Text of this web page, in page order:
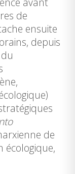
de
ensuite
depuis
de
écologique,